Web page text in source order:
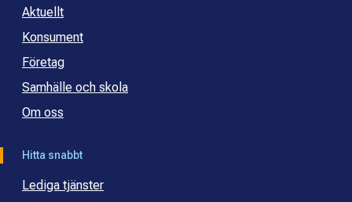
Aktuellt
Konsument
Företag
Samhälle och skola
Om oss
Hitta snabbt
Lediga tjänster